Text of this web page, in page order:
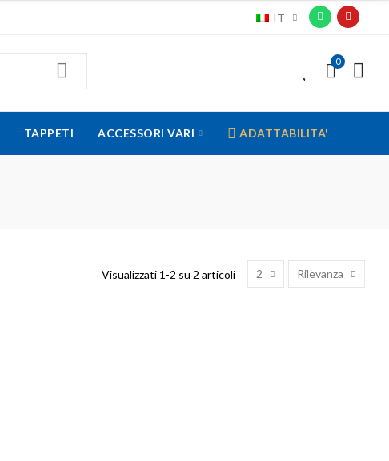
IT
0
TAPPETI ACCESSORI VARI ADATTABILITA'
Visualizzati 1-2 su 2 articoli 2 Rilevanza